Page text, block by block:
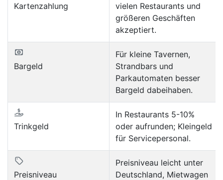
Kartenzahlung
vielen Restaurants und
größeren Geschäften
akzeptiert.
Bargeld
Für kleine Tavernen,
Strandbars und
Parkautomaten besser
Bargeld dabeihaben.
Trinkgeld
In Restaurants 5-10%
oder aufrunden; Kleingeld
für Servicepersonal.
Preisniveau
Preisniveau leicht unter
Deutschland, Mietwagen